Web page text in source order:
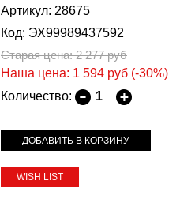
Артикул: 28675
Код: ЭХ99989437592
Старая цена: 2 277руб
Наша цена: 1 594 руб (-30%)
Количество:
WISH LIST